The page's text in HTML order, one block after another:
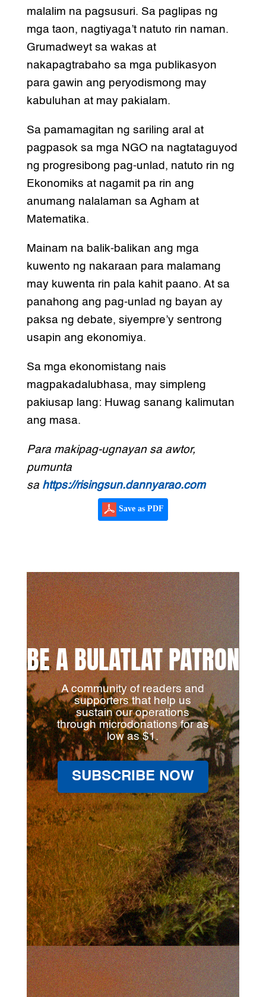
malalim na pagsusuri. Sa paglipas ng
mga taon, nagtiyaga’t natuto rin naman.
Grumadweyt sa wakas at
nakapagtrabaho sa mga publikasyon
para gawin ang peryodismong may
kabuluhan at may pakialam.
Sa pamamagitan ng sariling aral at
pagpasok sa mga NGO na nagtataguyod
ng progresibong pag-unlad, natuto rin ng
Ekonomiks at nagamit pa rin ang
anumang nalalaman sa Agham at
Matematika.
Mainam na balik-balikan ang mga
kuwento ng nakaraan para malamang
may kuwenta rin pala kahit paano. At sa
panahong ang pag-unlad ng bayan ay
paksa ng debate, siyempre’y sentrong
usapin ang ekonomiya.
Sa mga ekonomistang nais
magpakadalubhasa, may simpleng
pakiusap lang: Huwag sanang kalimutan
ang masa.
Para makipag-ugnayan sa awtor,
pumunta
sa https://risingsun.dannyarao.com
Save as PDF
BE A BULATLAT PATRON
A community of readers and
supporters that help us
sustain our operations
through microdonations for as
low as $1.
SUBSCRIBE NOW